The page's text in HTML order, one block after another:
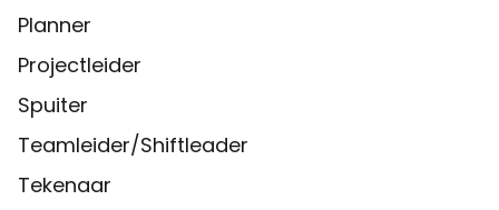
Planner
Projectleider
Spuiter
Teamleider/Shiftleader
Tekenaar